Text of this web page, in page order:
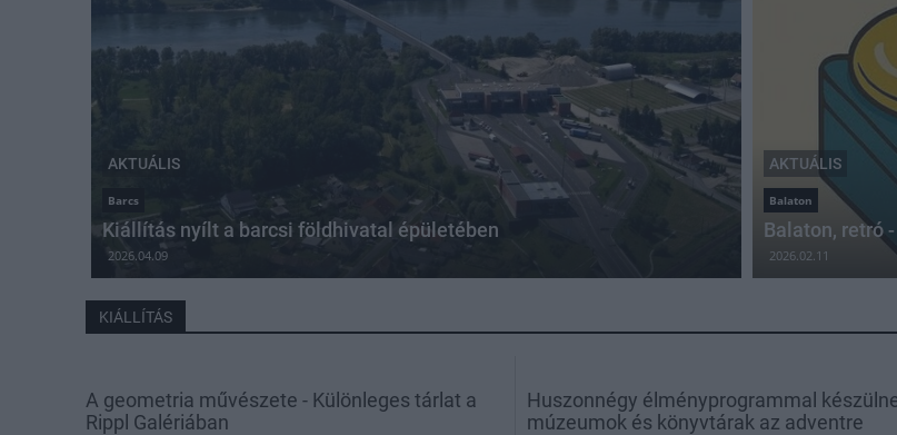
AKTUÁLIS
Barcs
Kiállítás nyílt a barcsi földhivatal épületében
2026.04.09
AKTUÁLIS
Balaton
Balaton, retró
2026.02.11
KIÁLLÍTÁS
A geometria művészete - Különleges tárlat a
Rippl Galériában
Huszonnégy élményprogrammal
múzeumok és könyvtárak az adventre